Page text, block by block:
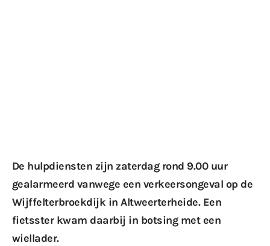
De hulpdiensten zijn zaterdag rond 9.00 uur
gealarmeerd vanwege een verkeersongeval op de
Wijffelterbroekdijk in Altweerterheide. Een
fietsster kwam daarbij in botsing met een
wiellader.